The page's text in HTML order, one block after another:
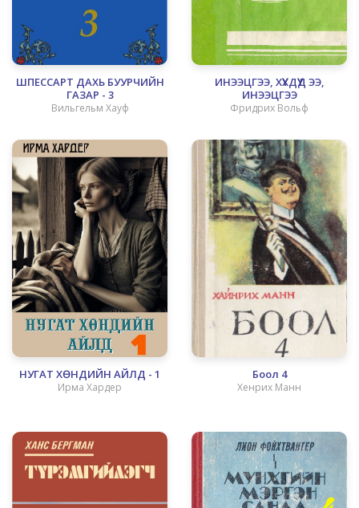
ШПЕССАРТ ДАХЬ БУУРЧИЙН
ГАЗАР - 3
Вильгельм Хауф
ИНЭЭЦГЭЭ, ХҮҮХДҮҮД ЭЭ,
ИНЭЭЦГЭЭ
Фридрих Вольф
НУГАТ ХӨНДИЙН АЙЛД - 1
Ирма Хардер
Боол 4
Хенрих Манн